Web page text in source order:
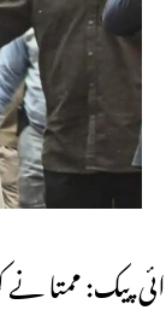
ائی پیک: ممتا